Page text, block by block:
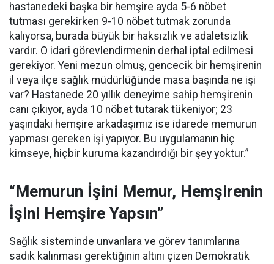
hastanedeki başka bir hemşire ayda 5-6 nöbet
tutması gerekirken 9-10 nöbet tutmak zorunda
kalıyorsa, burada büyük bir haksızlık ve adaletsizlik
vardır. O idari görevlendirmenin derhal iptal edilmesi
gerekiyor. Yeni mezun olmuş, gencecik bir hemşirenin
il veya ilçe sağlık müdürlüğünde masa başında ne işi
var? Hastanede 20 yıllık deneyime sahip hemşirenin
canı çıkıyor, ayda 10 nöbet tutarak tükeniyor; 23
yaşındaki hemşire arkadaşımız ise idarede memurun
yapması gereken işi yapıyor. Bu uygulamanın hiç
kimseye, hiçbir kuruma kazandırdığı bir şey yoktur.”
“Memurun İşini Memur, Hemşirenin
İşini Hemşire Yapsın”
Sağlık sisteminde unvanlara ve görev tanımlarına
sadık kalınması gerektiğinin altını çizen Demokratik